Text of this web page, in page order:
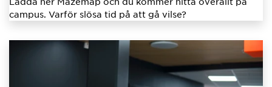
campus. Varför slösa tid på att gå vilse?